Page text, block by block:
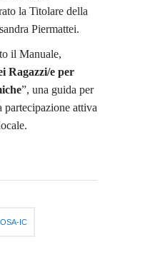
la Titolare della
Piermattei.
il Manuale,
Ragazzi/e per
”, una guida per
partecipazione attiva
IC